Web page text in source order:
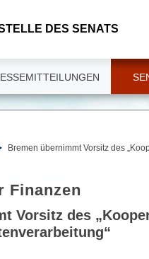
DES SENATS
Bremen übernimmt Vorsitz des
Finanzen
Vorsitz des